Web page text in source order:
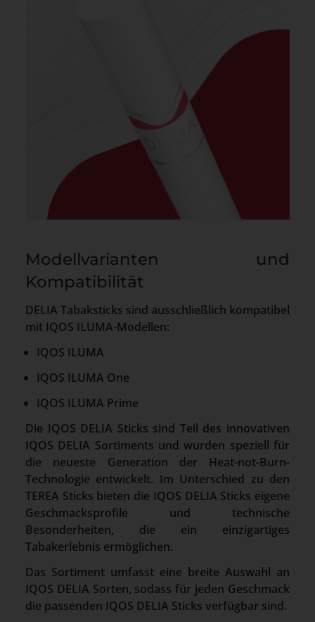
Modellvarianten und
Kompatibilität
DELIA Tabaksticks sind ausschließlich kompatibel
mit IQOS ILUMA-Modellen:
IQOS ILUMA
IQOS ILUMA One
IQOS ILUMA Prime
Die IQOS DELIA Sticks sind Teil des innovativen
IQOS DELIA Sortiments und wurden speziell für
die neueste Generation der Heat-not-Burn-
Technologie entwickelt. Im Unterschied zu den
TEREA Sticks bieten die IQOS DELIA Sticks eigene
Geschmacksprofile und technische
Besonderheiten, die ein einzigartiges
Tabakerlebnis ermöglichen.
Das Sortiment umfasst eine breite Auswahl an
IQOS DELIA Sorten, sodass für jeden Geschmack
die passenden IQOS DELIA Sticks verfügbar sind.